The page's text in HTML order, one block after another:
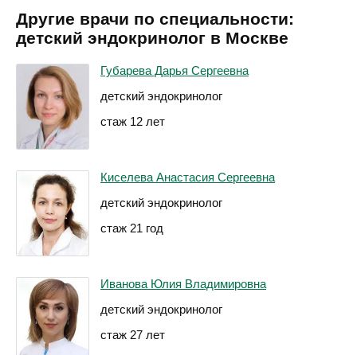
Другие врачи по специальности:
детский эндокринолог в Москве
Губарева Дарья Сергеевна
детский эндокринолог
стаж 12 лет
Киселева Анастасия Сергеевна
детский эндокринолог
стаж 21 год
Иванова Юлия Владимировна
детский эндокринолог
стаж 27 лет